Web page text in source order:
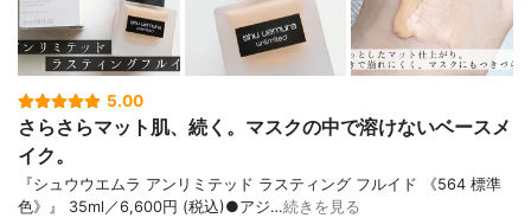
5.00
さらさらマット肌、続く。マスクの中で溶けないベースメ
イク。
『シュウウエムラ アンリミテッド ラスティング フルイド 《564 標準
色》』 35ml／6,600円 (税込)●アジ…続きを見る